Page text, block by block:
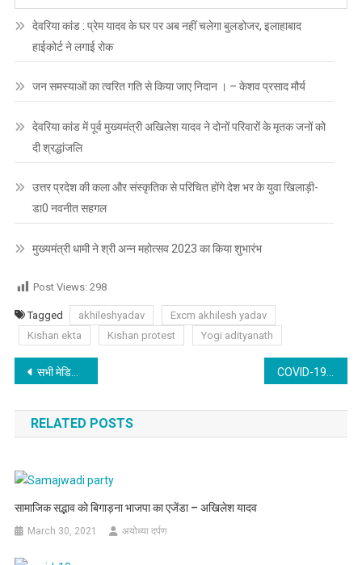
देवरिया कांड : प्रेम यादव के घर पर अब नहीं चलेगा बुलडोजर, इलाहाबाद
हाईकोर्ट ने लगाई रोक
जन समस्याओं का त्वरित गति से किया जाए निदान । – केशव प्रसाद मौर्य
देवरिया कांड में पूर्व मुख्यमंत्री अखिलेश यादव ने दोनों परिवारों के मृतक जनों को
दी श्रद्धांजलि
उत्तर प्रदेश की कला और संस्कृतिक से परिचित होंगे देश भर के युवा खिलाड़ी-
डा0 नवनीत सहगल
मुख्यमंत्री धामी ने श्री अन्न महोत्सव 2023 का किया शुभारंभ
Post Views: 298
Tagged akhileshyadav
Excm akhilesh yadav
Kishan ekta
Kishan protest Yogi adityanath
Post
navigation
सभी मेडिकल काॅलेज में 100 से अधिक बेड एवं खुद का ऑक्सीजन प्लाण्ट हो-योगी आदित्यनाथ COVID-19:यूपी सरकार के राज्यमंत्री हुए,कोरोना पॉजिटिव,घर पर हुए आइसोलेट
RELATED POSTS
सामाजिक सद्भाव को बिगाड़ना भाजपा का एजेंडा – अखिलेश यादव
March 30, 2021 अयोध्या दर्पण